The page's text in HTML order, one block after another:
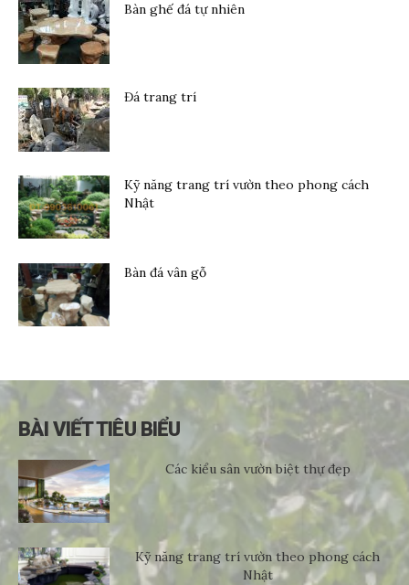
Bàn ghế đá tự nhiên
Đá trang trí
Kỹ năng trang trí vườn theo phong cách
Nhật
Bàn đá vân gỗ
BÀI VIẾT TIÊU BIỂU
Các kiểu sân vườn biệt thự đẹp
Kỹ năng trang trí vườn theo phong cách
Nhật